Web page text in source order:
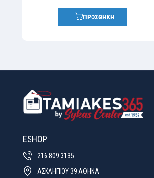
ΠΡΟΣΘΗΚΗ
ESHOP
216 809 3135
ΑΣΚΛΗΠΙΟΥ 39 ΑΘΗΝΑ